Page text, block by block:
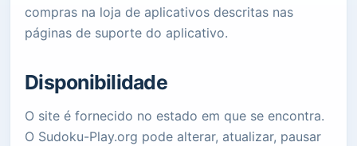
compras na loja de aplicativos descritas nas
páginas de suporte do aplicativo.
Disponibilidade
O site é fornecido no estado em que se encontra.
O Sudoku-Play.org pode alterar, atualizar, pausar